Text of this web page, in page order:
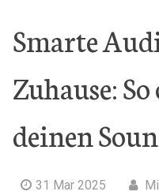
Smarte
Zuhause:
deinen
31 Mar 2025